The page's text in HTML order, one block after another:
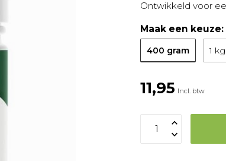
Ontwikkeld voor
Maak een keuze:
400 gram 1
11,95 Incl. btw